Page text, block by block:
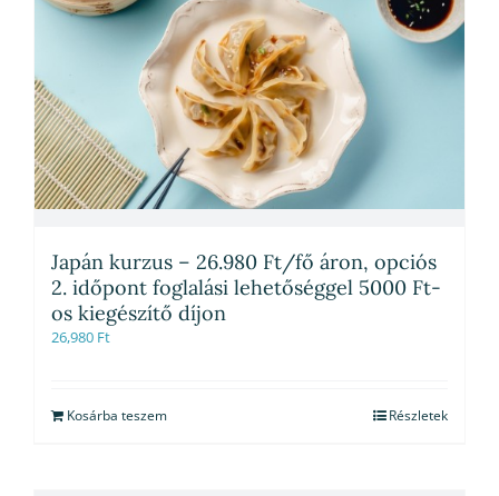
Japán kurzus – 26.980 Ft/fő áron, opciós
2. időpont foglalási lehetőséggel 5000 Ft-
os kiegészítő díjon
26,980 Ft
Kosárba teszem Részletek